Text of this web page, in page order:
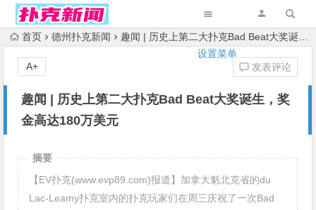
设置菜单
首页 德州扑克新闻 趣闻 | 历史上第二大扑克Bad Beat大奖诞生，奖金高达180万美元
趣闻 | 历史上第二大扑克Bad Beat大奖诞生，奖
金高达180万美元
发表评论
A+
摘要
【EV扑克(www.evp89.com)报道】加拿大魁北克省的du
Lac-Leamy扑克室内的扑克玩家们在周三庆祝了一次Bad